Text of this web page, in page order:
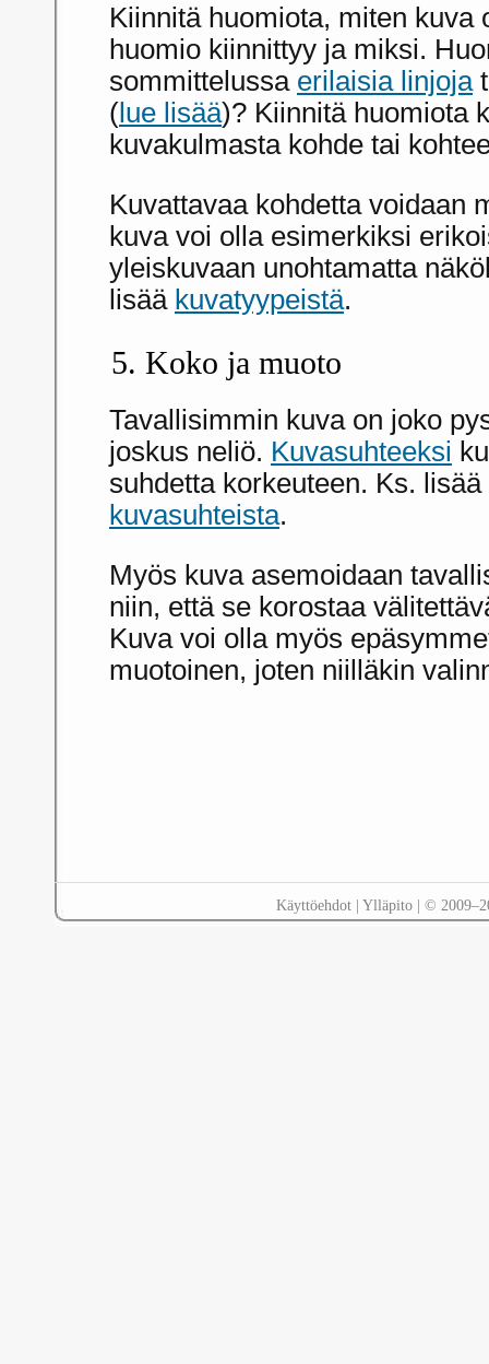
Kiinnitä huomiota, miten kuva
huomio kiinnittyy ja miksi.
sommittelussa erilaisia linjoja
(lue lisää)? Kiinnitä huomiota
kuvakulmasta kohde tai
Kuvattavaa kohdetta voidaan
kuva voi olla esimerkiksi
yleiskuvaan unohtamatta
lisää kuvatyypeistä.
5. Koko ja muoto
Tavallisimmin kuva on joko
joskus neliö. Kuvasuhteeksi
suhdetta korkeuteen. Ks.
kuvasuhteista.
Myös kuva asemoidaan
niin, että se korostaa
Kuva voi olla myös
muotoinen, joten niilläkin
Käyttöehdot| Ylläpito| ©